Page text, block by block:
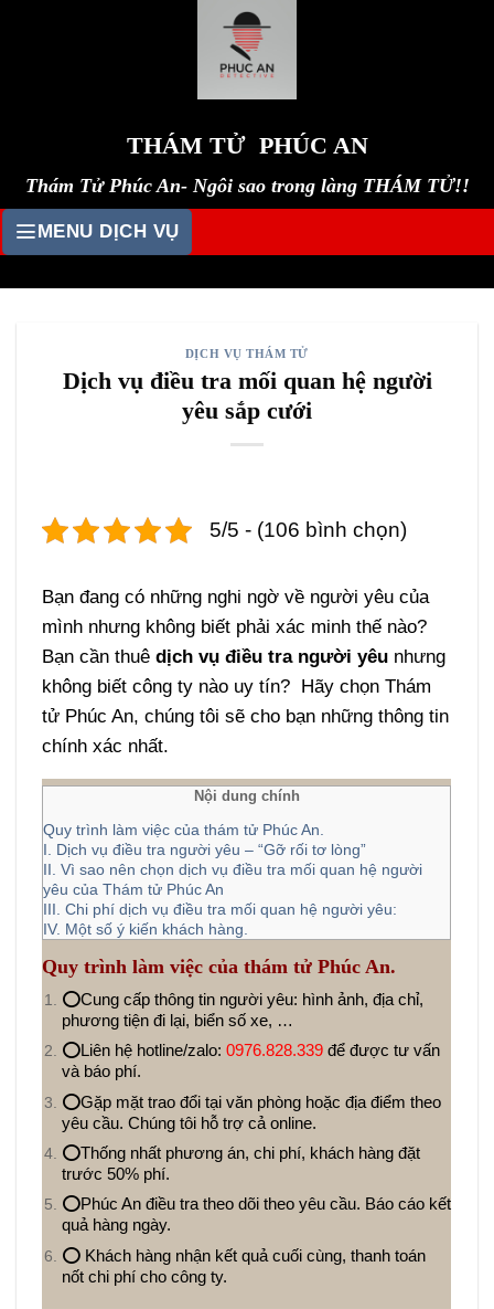
THÁM TỬ PHÚC AN
Thám Tử Phúc An- Ngôi sao trong làng THÁM TỬ!!
MENU DỊCH VỤ
DỊCH VỤ THÁM TỬ
Dịch vụ điều tra mối quan hệ người
yêu sắp cưới
5/5 - (106 bình chọn)
Bạn đang có những nghi ngờ về người yêu của
mình nhưng không biết phải xác minh thế nào?
Bạn cần thuêdịch vụ điều tra người yêu nhưng
không biết công ty nào uy tín? Hãy chọn Thám
tử Phúc An, chúng tôi sẽ cho bạn những thông tin
chính xác nhất.
Nội dung chính
Quy trình làm việc của thám tử Phúc An.
I. Dịch vụ điều tra người yêu – “Gỡ rối tơ lòng”
II. Vì sao nên chọn dịch vụ điều tra mối quan hệ người
yêu của Thám tử Phúc An
III. Chi phí dịch vụ điều tra mối quan hệ người yêu:
IV. Một số ý kiến khách hàng.
Quy trình làm việc của thám tử Phúc An.
⭕Cung cấp thông tin người yêu: hình ảnh, địa chỉ,
phương tiện đi lại, biển số xe, …
⭕Liên hệ hotline/zalo: 0976.828.339 để được tư vấn
và báo phí.
⭕Gặp mặt trao đổi tại văn phòng hoặc địa điểm theo
yêu cầu. Chúng tôi hỗ trợ cả online.
⭕Thống nhất phương án, chi phí, khách hàng đặt
trước 50% phí.
⭕Phúc An điều tra theo dõi theo yêu cầu. Báo cáo kết
quả hàng ngày.
⭕ Khách hàng nhận kết quả cuối cùng, thanh toán
nốt chi phí cho công ty.